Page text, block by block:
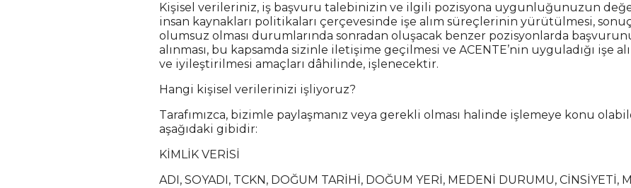
Kişisel verileriniz, iş başvuru talebinizin ve ilgili pozisyona uygunluğunuzun
insan kaynakları politikaları çerçevesinde işe alım süreçlerinin yürütülmesi,
olumsuz olması durumlarında sonradan oluşacak benzer pozisyonlarda
alınması, bu kapsamda sizinle iletişime geçilmesi ve ACENTE’nin uyguladığı işe
ve iyileştirilmesi amaçları dâhilinde, işlenecektir.
Hangi kişisel verilerinizi işliyoruz?
Tarafımızca, bizimle paylaşmanız veya gerekli olması halinde işlemeye konu
aşağıdaki gibidir:
KİMLİK VERİSİ
ADI, SOYADI, TCKN, DOĞUM TARİHİ, DOĞUM YERİ, MEDENİ DURUMU, CİNSİYETİ,